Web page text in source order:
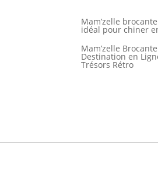
Mam’zelle
idéal pour chiner
Mam’zelle
Destination en
Trésors Rétro